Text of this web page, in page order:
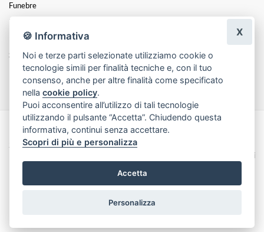
Funebre
Natale
Festa Della Donna
San Valentino
Festa Della Mamma
Made with byInfoser.it- Realizzazione Siti ecommerce per Fioristi
2026
Termini e Condizioni
🍪 Informativa
Noi e terze parti selezionate utilizziamo cookie o
tecnologie simili per finalità tecniche e, con il tuo
consenso, anche per altre finalità come specificato
nellacookie policy.
Puoi acconsentire all’utilizzo di tali tecnologie
utilizzando il pulsante “Accetta”. Chiudendo questa
informativa, continui senza accettare.
Scopri di più e personalizza
Accetta
Personalizza
X